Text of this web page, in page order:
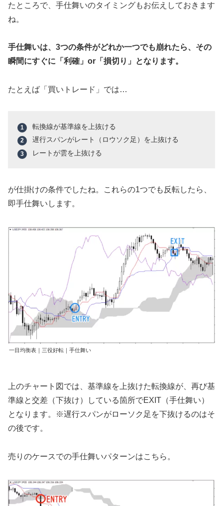
たところで、手仕舞いのタイミングもお伝えしておきます
ね。
手仕舞いは、3つの条件がどれか一つでも崩れたら、その
瞬間にすぐに「利確」or「損切り」となります。
たとえば「買いトレード」では…
転換線が基準線を上抜ける
遅行スパンがレート（ロウソク足）を上抜ける
レートが雲を上抜ける
が仕掛けの条件でしたね。これらの1つでも反転したら、
即手仕舞いします。
一目均衡表｜三役好転｜手仕舞い
上のチャート図では、基準線を上抜けた転換線が、再び基
準線と交差（下抜け）している箇所でEXIT（手仕舞い）
となります。※遅行スパンがローソク足を下抜けるのはそ
の後です。
売りのケースでの手仕舞いパターンはこちら。